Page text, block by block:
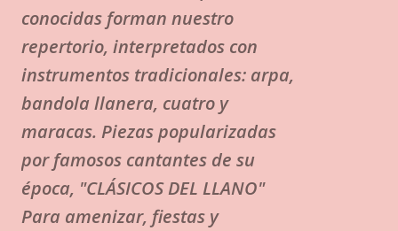
conocidas forman nuestro
repertorio, interpretados con
instrumentos tradicionales: arpa,
bandola llanera, cuatro y
maracas. Piezas popularizadas
por famosos cantantes de su
época, "CLÁSICOS DEL LLANO"
Para amenizar, fiestas y